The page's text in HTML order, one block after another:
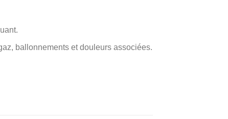
ballonnements et douleurs associées.